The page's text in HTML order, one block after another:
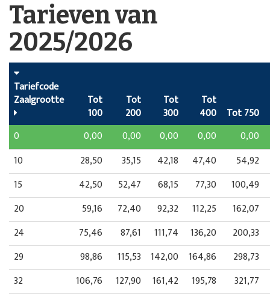
Tarieven van
2025/2026
Tariefcode
Zaalgrootte
Tot
100
Tot
200
Tot
300
Tot
400
Tot 750
0
0,00 0,00 0,00 0,00
0,00
10
28,50 35,15 42,18 47,40
54,92
15
42,50 52,47 68,15 77,30
100,49
20
59,16 72,40 92,32 112,25
162,07
24
75,46 87,61 111,74 136,20
200,33
29
98,86 115,53 142,00 164,86
298,73
32
106,76 127,90 161,42 195,78
321,77